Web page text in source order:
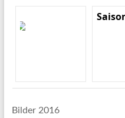
Bilder 2016